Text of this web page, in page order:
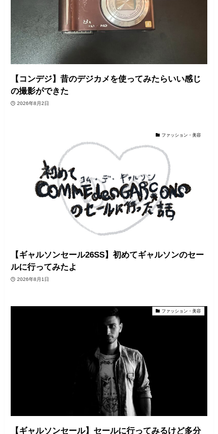
【コンデジ】昔のデジカメを使ってみたらいい感じ
の撮影ができた
2026年8月2日
ファッション・美容
【ギャルソンセール26SS】初めてギャルソンのセー
ルに行ってみたよ
2026年8月1日
ファッション・美容
【ギャルソンセール】セールに行ってみるけど多分